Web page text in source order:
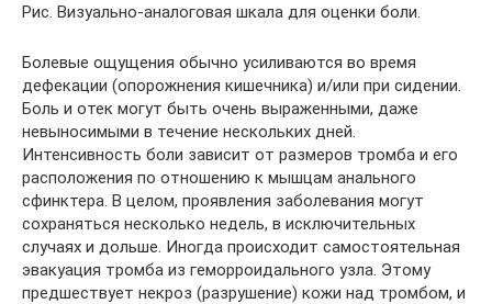
Рис. Визуально-аналоговая шкала для оценки боли.
Болевые ощущения обычно усиливаются во время
дефекации (опорожнения кишечника) и/или при сидении.
Боль и отек могут быть очень выраженными, даже
невыносимыми в течение нескольких дней.
Интенсивность боли зависит от размеров тромба и его
расположения по отношению к мышцам анального
сфинктера. В целом, проявления заболевания могут
сохраняться несколько недель, в исключительных
случаях и дольше. Иногда происходит самостоятельная
эвакуация тромба из геморроидального узла. Этому
предшествует некроз (разрушение) кожи над тромбом, и